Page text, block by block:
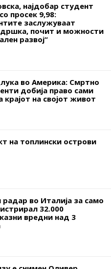
најдобар студент
просек 9,98:
заслужуваат
почит и можности
развој“
во Америка: Смртно
добија право сами
на својот живот
на топлински острови
радар во Италија за само
32.000
вредни над 3